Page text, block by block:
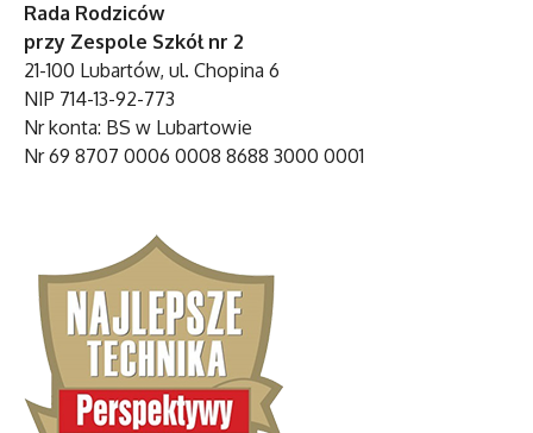
Rada Rodziców
przy Zespole Szkół nr 2
21-100 Lubartów, ul. Chopina 6
NIP 714-13-92-773
Nr konta: BS w Lubartowie
Nr 69 8707 0006 0008 8688 3000 0001